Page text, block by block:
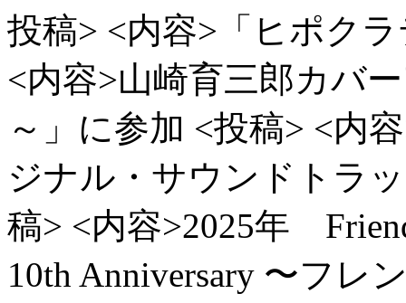
投稿> <内容>「ヒポク
<内容>山崎育三郎カバ
～」に参加 <投稿> <内
ジナル・サウンドトラ
稿> <内容>2025年
10th Anniversary 〜フレ